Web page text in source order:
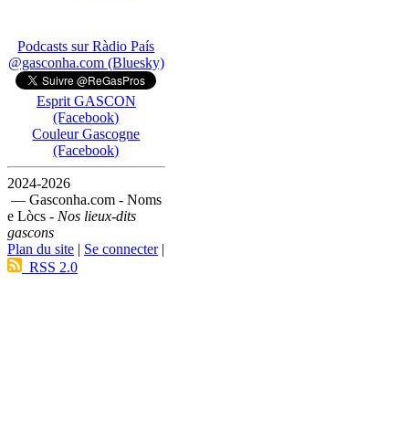
Podcasts sur Ràdio País
@gasconha.com (Bluesky)
Esprit GASCON
(Facebook)
Couleur Gascogne
(Facebook)
2024-2026
— Gasconha.com - Noms
e Lòcs - Nos lieux-dits
gascons
Plan du site | Se connecter|
RSS 2.0